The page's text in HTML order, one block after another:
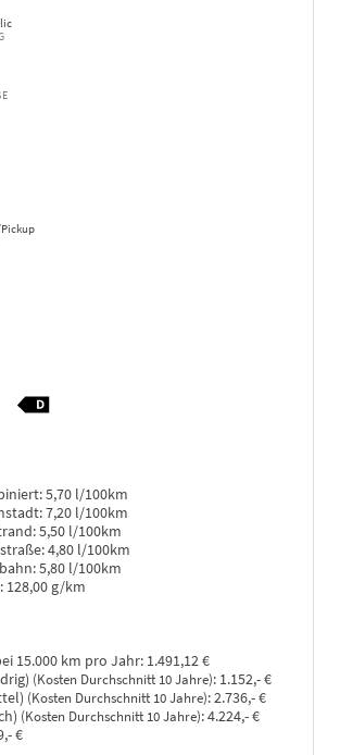
5,70 l/100km
7,20 l/100km
5,50 l/100km
4,80 l/100km
5,80 l/100km
128,00 g/km
15.000 km pro Jahr: 1.491,12 €
(Kosten Durchschnitt 10 Jahre): 1.152,- €
(Kosten Durchschnitt 10 Jahre):2.736,- €
(Kosten Durchschnitt 10 Jahre):4.224,- €
€